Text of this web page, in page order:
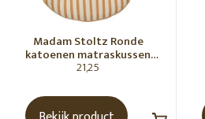
Madam Stoltz Ronde
katoenen matraskussen
Gebroken wit, donkere
21,25